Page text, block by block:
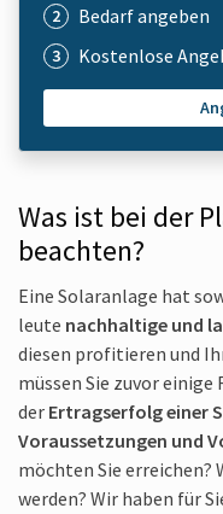
Bedarf angeben
Kostenlose
Was ist bei der
beachten?
Eine Solar­anlage hat
leute nach­haltige und
diesen profitieren und
müssen Sie zuvor
der Ertrags­erfolg einer
Voraus­setzungen und
möchten Sie erreichen?
werden? Wir haben für